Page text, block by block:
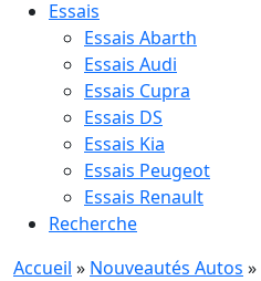
Essais
Essais Abarth
Essais Audi
Essais Cupra
Essais DS
Essais Kia
Essais Peugeot
Essais Renault
Recherche
Accueil » Nouveautés Autos »